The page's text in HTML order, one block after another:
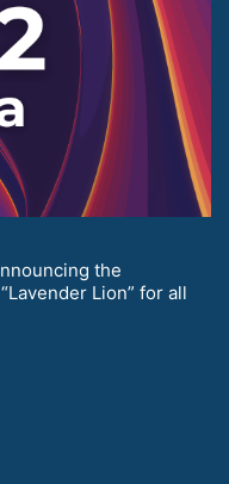
the
Lion” for all